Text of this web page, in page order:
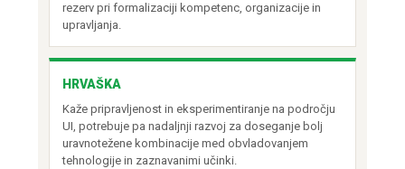
rezerv pri formalizaciji kompetenc, organizacije in
upravljanja.
HRVAŠKA
Kaže pripravljenost in eksperimentiranje na področju
UI, potrebuje pa nadaljnji razvoj za doseganje bolj
uravnotežene kombinacije med obvladovanjem
tehnologije in zaznavanimi učinki.